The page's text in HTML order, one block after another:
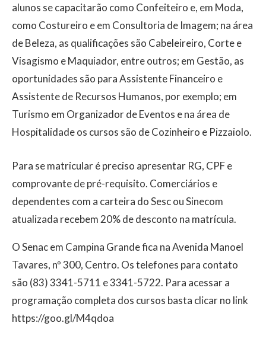
alunos se capacitarão como Confeiteiro e, em Moda,
como Costureiro e em Consultoria de Imagem; na área
de Beleza, as qualificações são Cabeleireiro, Corte e
Visagismo e Maquiador, entre outros; em Gestão, as
oportunidades são para Assistente Financeiro e
Assistente de Recursos Humanos, por exemplo; em
Turismo em Organizador de Eventos e na área de
Hospitalidade os cursos são de Cozinheiro e Pizzaiolo.
Para se matricular é preciso apresentar RG, CPF e
comprovante de pré-requisito. Comerciários e
dependentes com a carteira do Sesc ou Sinecom
atualizada recebem 20% de desconto na matrícula.
O Senac em Campina Grande fica na Avenida Manoel
Tavares, nº 300, Centro. Os telefones para contato
são (83) 3341-5711 e 3341-5722. Para acessar a
programação completa dos cursos basta clicar no link
https://goo.gl/M4qdoa